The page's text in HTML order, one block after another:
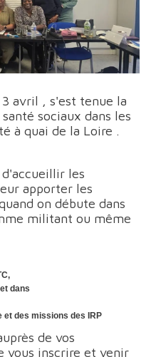
avril , s'est tenue la
sociaux dans les
à quai de la Loire .
les
apporter les
on débute dans
militant ou même
dans
des missions des IRP
de vos
vous inscrire et venir